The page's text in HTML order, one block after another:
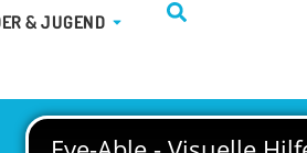
& FREIZEIT
& JUGEND ÖFFNE KINDER & JUGEND